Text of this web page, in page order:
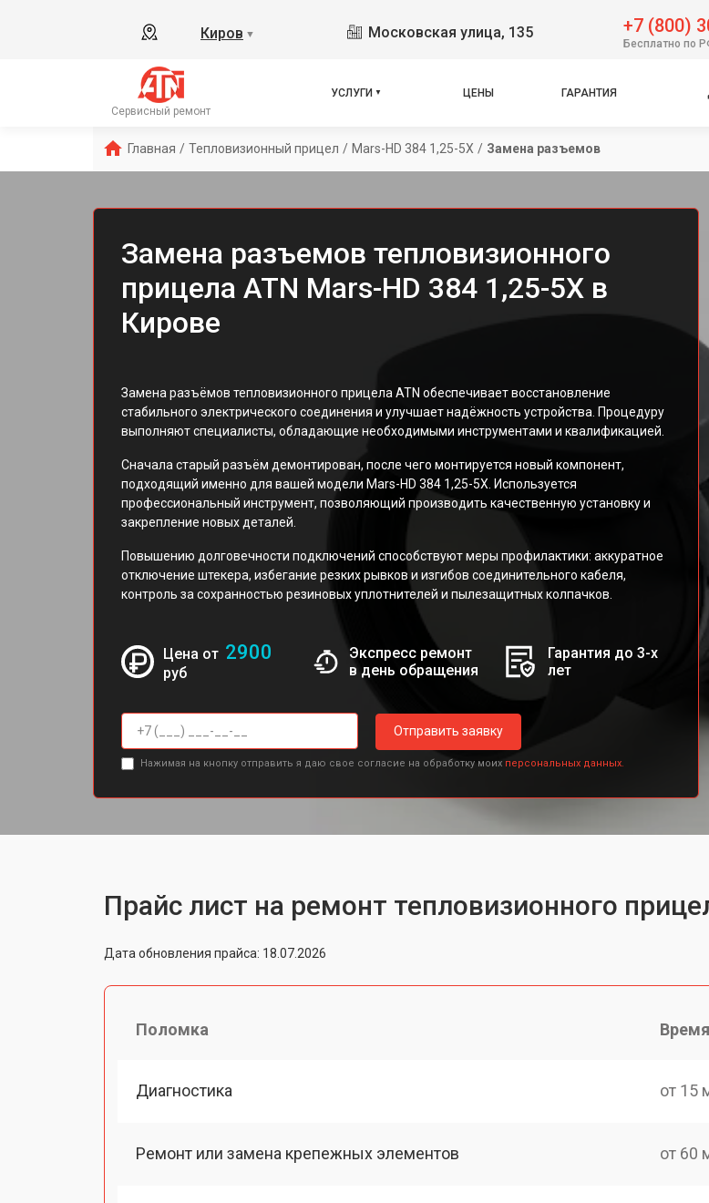
Киров ▼ Московская улица, 135 +7 (800)
Бесплатно по
Сервисный ремонт
УСЛУГИ ЦЕНЫ ГАРАНТИЯ
Главная / Тепловизионный прицел / Mars-HD 384 1,25-5X / Замена разъемов
Замена разъемов тепловизионного
прицела ATN Mars-HD 384 1,25-5X в
Кирове
Замена разъёмов тепловизионного прицела ATN обеспечивает восстановление
стабильного электрического соединения и улучшает надёжность устройства. Процедуру
выполняют специалисты, обладающие необходимыми инструментами и квалификацией.
Сначала старый разъём демонтирован, после чего монтируется новый компонент,
подходящий именно для вашей модели Mars-HD 384 1,25-5X. Используется
профессиональный инструмент, позволяющий производить качественную установку и
закрепление новых деталей.
Повышению долговечности подключений способствуют меры профилактики: аккуратное
отключение штекера, избегание резких рывков и изгибов соединительного кабеля,
контроль за сохранностью резиновых уплотнителей и пылезащитных колпачков.
Цена от 2900
руб
Экспресс ремонт
в день обращения
Гарантия до 3-х
лет
Отправить заявку
Нажимая на кнопку отправить я даю свое согласие на обработку моих персональных данных.
Прайс лист на ремонт тепловизионного
Дата обновления прайса: 18.07.2026
Поломка Время
Диагностика от 15
Ремонт или замена крепежных элементов от 60